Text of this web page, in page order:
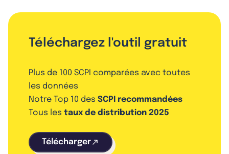
Téléchargez l'outil gratuit
Plus de 100 SCPI comparées avec toutes
les données
Notre Top 10 des SCPI recommandées
Tous les taux de distribution 2025
Télécharger